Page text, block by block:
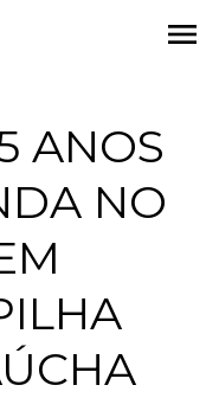
menu
ANOS
NO